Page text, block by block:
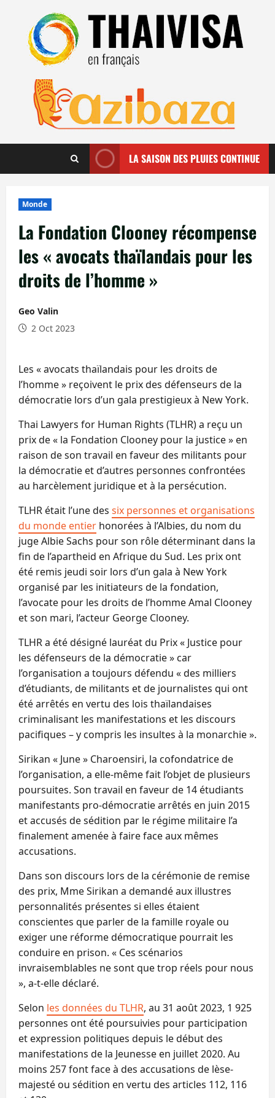
contenu
LA SAISON DES PLUIES CONTINUE
Monde
La Fondation Clooney récompense
les « avocats thaïlandais pour les
droits de l’homme »
Geo Valin
2 Oct 2023
Les « avocats thaïlandais pour les droits de
l’homme » reçoivent le prix des défenseurs de la
démocratie lors d’un gala prestigieux à New York.
Thai Lawyers for Human Rights (TLHR) a reçu un
prix de « la Fondation Clooney pour la justice » en
raison de son travail en faveur des militants pour
la démocratie et d’autres personnes confrontées
au harcèlement juridique et à la persécution.
TLHR était l’une des six personnes et organisations
du monde entier honorées à l’Albies, du nom du
juge Albie Sachs pour son rôle déterminant dans la
fin de l’apartheid en Afrique du Sud. Les prix ont
été remis jeudi soir lors d’un gala à New York
organisé par les initiateurs de la fondation,
l’avocate pour les droits de l’homme Amal Clooney
et son mari, l’acteur George Clooney.
TLHR a été désigné lauréat du Prix « Justice pour
les défenseurs de la démocratie » car
l’organisation a toujours défendu « des milliers
d’étudiants, de militants et de journalistes qui ont
été arrêtés en vertu des lois thaïlandaises
criminalisant les manifestations et les discours
pacifiques – y compris les insultes à la monarchie ».
Sirikan « June » Charoensiri, la cofondatrice de
l’organisation, a elle-même fait l’objet de plusieurs
poursuites. Son travail en faveur de 14 étudiants
manifestants pro-démocratie arrêtés en juin 2015
et accusés de sédition par le régime militaire l’a
finalement amenée à faire face aux mêmes
accusations.
Dans son discours lors de la cérémonie de remise
des prix, Mme Sirikan a demandé aux illustres
personnalités présentes si elles étaient
conscientes que parler de la famille royale ou
exiger une réforme démocratique pourrait les
conduire en prison. « Ces scénarios
invraisemblables ne sont que trop réels pour nous
», a-t-elle déclaré.
Selon les données du TLHR, au 31 août 2023, 1 925
personnes ont été poursuivies pour participation
et expression politiques depuis le début des
manifestations de la Jeunesse en juillet 2020. Au
moins 257 font face à des accusations de lèse-
majesté ou sédition en vertu des articles 112, 116